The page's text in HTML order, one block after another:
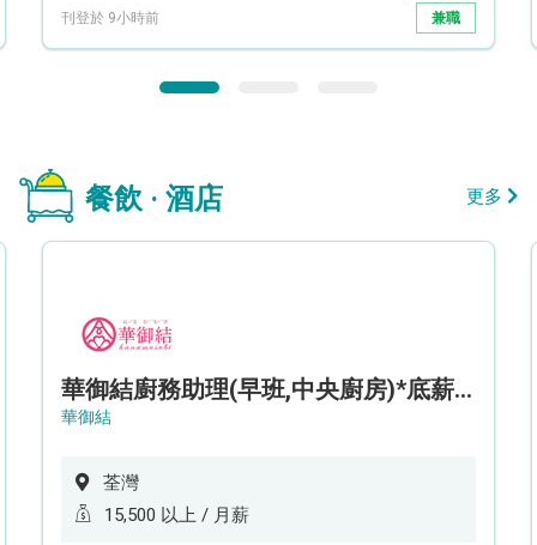
刊登於 9小時前 兼職
餐飲 · 酒店 更多
華御結廚務助理(早班,中央廚房)*底薪可達$15.5k* (5天工作週)
華御結
荃灣
15,500 以上 / 月薪